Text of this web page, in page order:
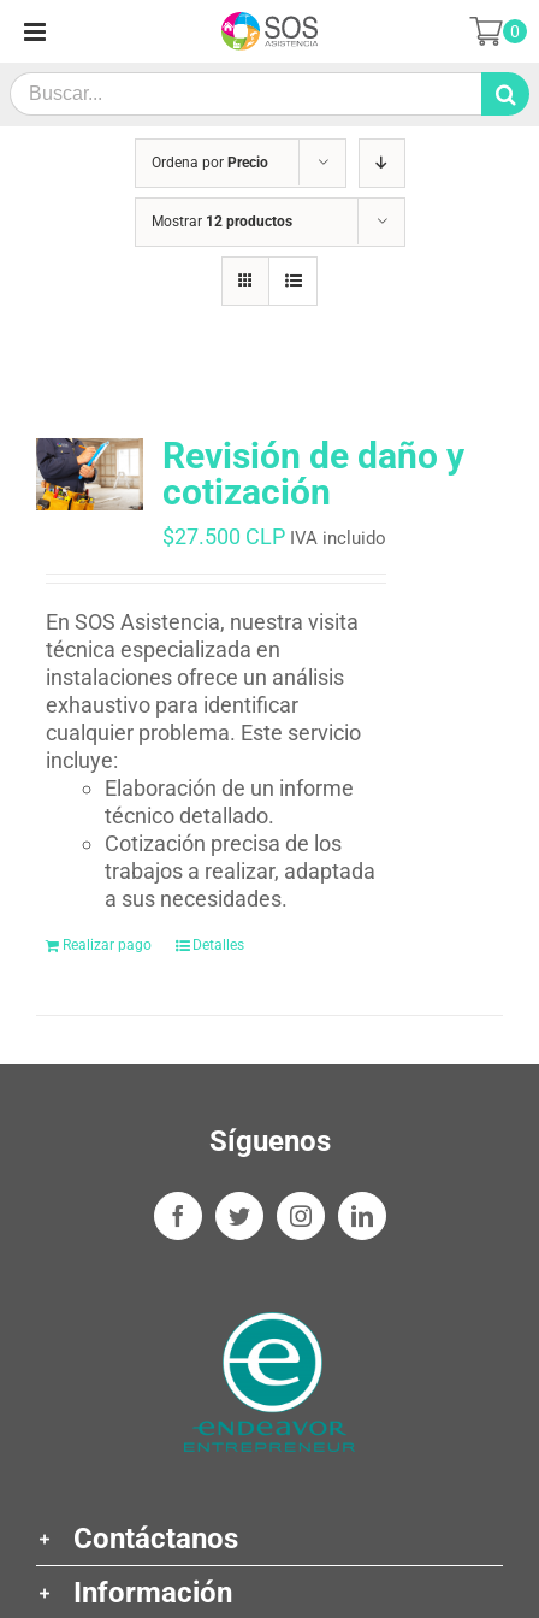
contenido
Search
for:
0
Ordena por Precio
Mostrar 12 productos
Revisión de daño y
cotización
$27.500 CLP IVA incluido
En SOS Asistencia, nuestra visita
técnica especializada en
instalaciones ofrece un análisis
exhaustivo para identificar
cualquier problema. Este servicio
incluye:
Elaboración de un informe
técnico detallado.
Cotización precisa de los
trabajos a realizar, adaptada
a sus necesidades.
Realizar pago Detalles
Síguenos
Contáctanos
Información